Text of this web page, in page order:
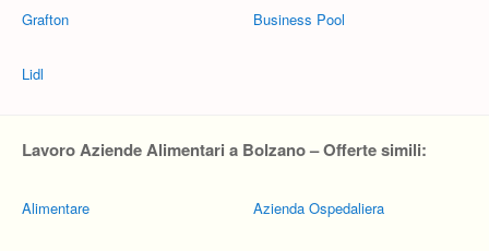
Grafton
Lidl
Business Pool
Lavoro Aziende Alimentari a Bolzano – Offerte simili:
Alimentare Azienda Ospedaliera